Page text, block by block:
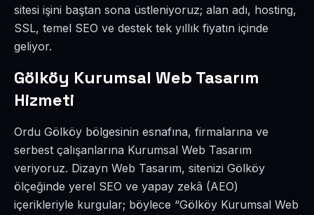
sitesi işini baştan sona üstleniyoruz; alan adı, hosting,
SSL, temel SEO ve destek tek yıllık fiyatın içinde
geliyor.
Gölköy Kurumsal Web Tasarım
Hizmeti
Ordu Gölköy bölgesinin esnafına, firmalarına ve
serbest çalışanlarına Kurumsal Web Tasarım
veriyoruz. Dizayn Web Tasarım, sitenizi Gölköy
ölçeğinde yerel SEO ve yapay zekâ (AEO)
içerikleriyle kurgular; böylece “Gölköy Kurumsal Web